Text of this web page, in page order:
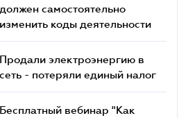
должен самостоятельно
изменить коды деятельности
Продали электроэнергию в
сеть - потеряли единый налог
Бесплатный вебинар "Как